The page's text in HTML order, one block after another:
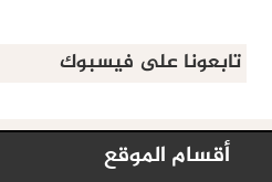
تابعونا على فيسبوك
أقسام الموقع